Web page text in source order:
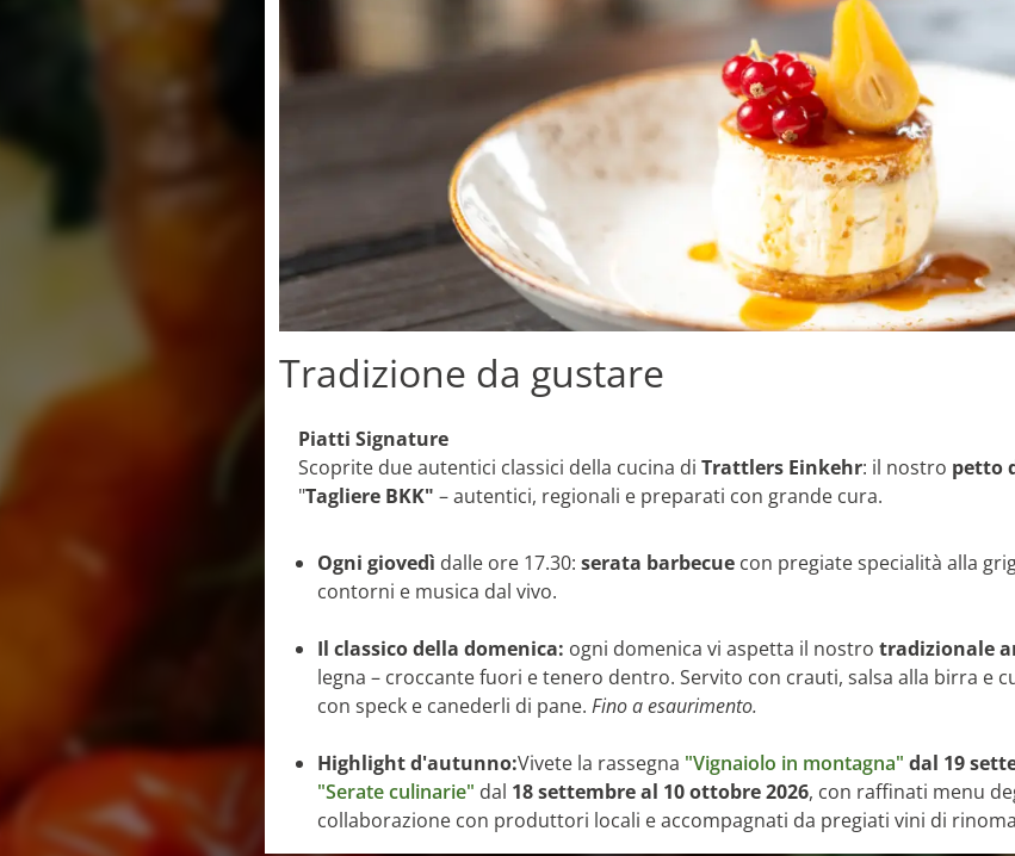
Tradizione da gustare
Piatti Signature
Scoprite due autentici classici della cucina di Trattlers Einkehr: il nostro petto
"Tagliere BKK" – autentici, regionali e preparati con grande cura.
Ogni giovedì dalle ore 17.30: serata barbecue con pregiate specialità alla
contorni e musica dal vivo.
Il classico della domenica: ogni domenica vi aspetta il nostro tradizionale
legna – croccante fuori e tenero dentro. Servito con crauti, salsa alla birra e
con speck e canederli di pane. Fino a esaurimento.
Highlight d'autunno:Vivete la rassegna "Vignaiolo in montagna" dal 19
"Serate culinarie" dal 18 settembre al 10 ottobre 2026, con raffinati menu
collaborazione con produttori locali e accompagnati da pregiati vini di